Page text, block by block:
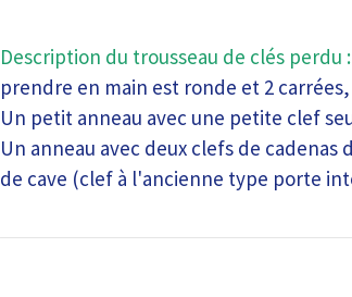
Description du trousseau de clés perdu :
prendre en main est ronde et 2
Un petit anneau avec une petite clef
Un anneau avec deux clefs de
de cave (clef à l'ancienne type porte